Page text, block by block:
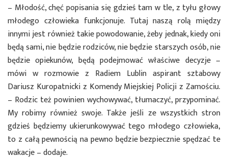
– Młodość, chęć popisania się gdzieś tam w tle, z tyłu głowy
młodego człowieka funkcjonuje. Tutaj naszą rolą między
innymi jest również takie powodowanie, żeby jednak, kiedy oni
będą sami, nie będzie rodziców, nie będzie starszych osób, nie
będzie opiekunów, będą podejmować właściwe decyzje –
mówi w rozmowie z Radiem Lublin aspirant sztabowy
Dariusz Kuropatnicki z Komendy Miejskiej Policji z Zamościu.
– Rodzic też powinien wychowywać, tłumaczyć, przypominać.
My robimy również swoje. Także jeśli ze wszystkich stron
gdzieś będziemy ukierunkowywać tego młodego człowieka,
to z całą pewnością na pewno będzie bezpiecznie spędzać te
wakacje – dodaje.